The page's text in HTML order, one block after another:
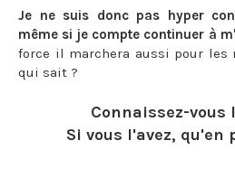
Je ne suis donc pas hyper
même si je compte continuer à
force il marchera aussi pour
qui sait ?
Connaissez-vous
Si vous l'avez, qu'en